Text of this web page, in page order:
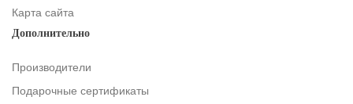
Карта сайта
Дополнительно
Производители
Подарочные сертификаты